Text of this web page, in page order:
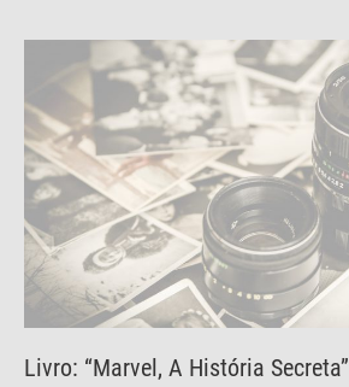
Livro: “Marvel, A História Secreta”